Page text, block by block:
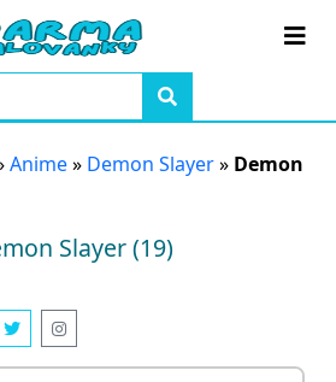
Anime» Demon Slayer» Demon
Slayer (19)